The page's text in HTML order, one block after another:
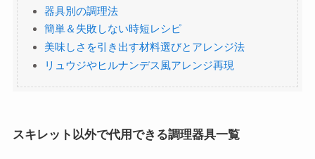
器具別の調理法
簡単＆失敗しない時短レシピ
美味しさを引き出す材料選びとアレンジ法
リュウジやヒルナンデス風アレンジ再現
スキレット以外で代用できる調理器具一覧